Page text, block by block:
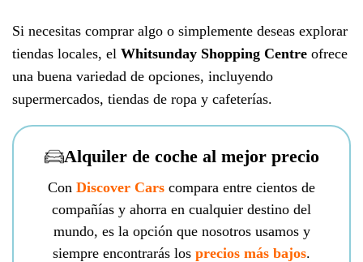
Si necesitas comprar algo o simplemente deseas explorar
tiendas locales, el Whitsunday Shopping Centre ofrece
una buena variedad de opciones, incluyendo
supermercados, tiendas de ropa y cafeterías.
Alquiler de coche al mejor precio
Con Discover Cars compara entre cientos de
compañías y ahorra en cualquier destino del
mundo, es la opción que nosotros usamos y
siempre encontrarás los precios más bajos.